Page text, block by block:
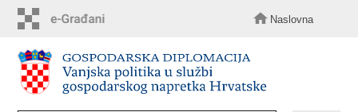
sadržaj
Naslovna